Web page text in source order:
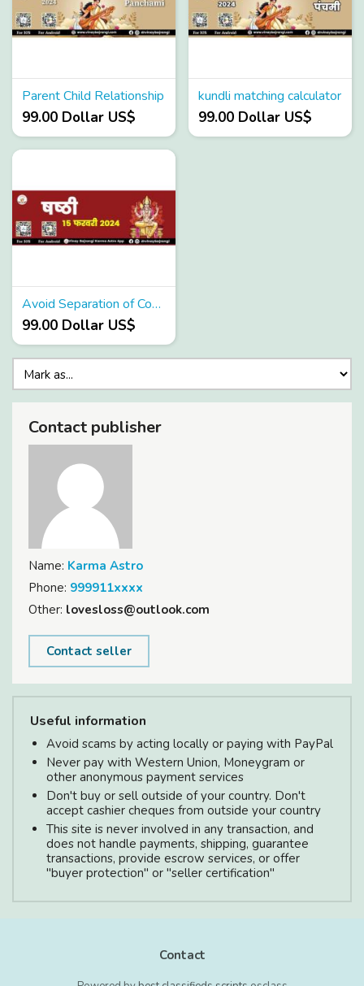
Parent Child Relationship
99.00 Dollar US$
kundli matching calculator
99.00 Dollar US$
Avoid Separation of Couples using these remedies
99.00 Dollar US$
Contact publisher
Name: Karma Astro
Phone: 999911xxxx
Other: lovesloss@outlook.com
Contact seller
Useful information
Avoid scams by acting locally or paying with PayPal
Never pay with Western Union, Moneygram or
other anonymous payment services
Don't buy or sell outside of your country. Don't
accept cashier cheques from outside your country
This site is never involved in any transaction, and
does not handle payments, shipping, guarantee
transactions, provide escrow services, or offer
"buyer protection" or "seller certification"
Contact